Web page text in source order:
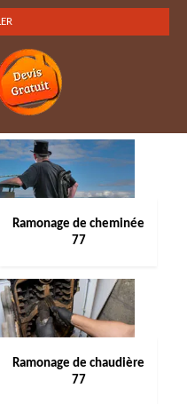
Ramonage de cheminée
77
Ramonage de chaudière
77